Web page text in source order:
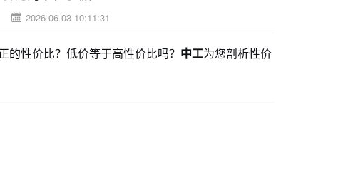
2026-06-03 10:11:31
的性价比？低价等于高性价比吗？ 中工为您剖析性价